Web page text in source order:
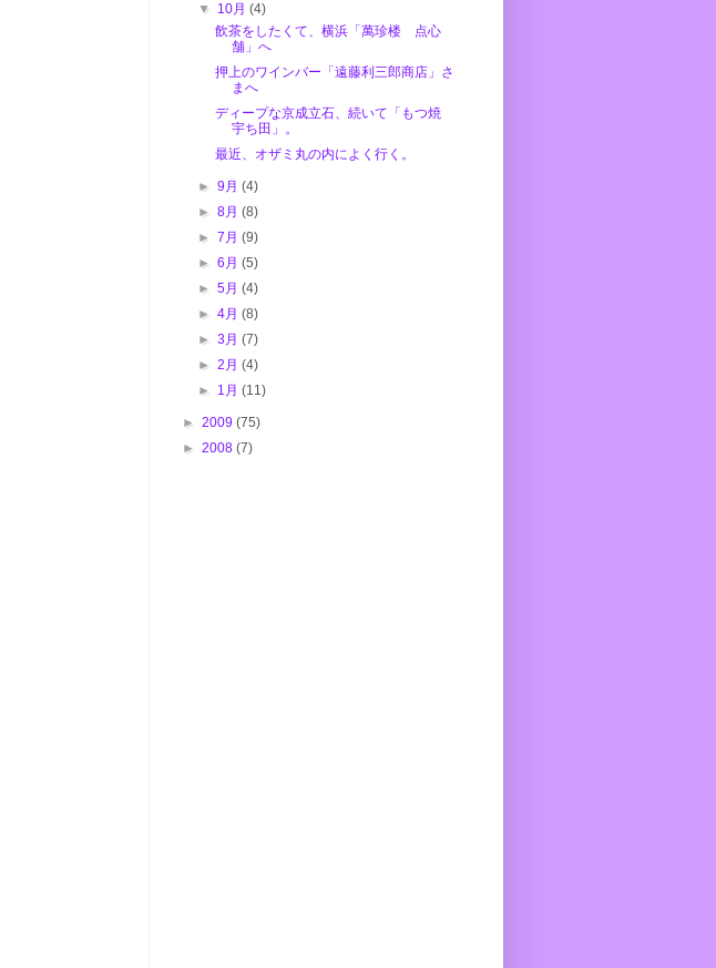
▼ 10月(4)
飲茶をしたくて、横浜「萬珍楼 点心
舗」へ
押上のワインバー「遠藤利三郎商店」さ
まへ
ディープな京成立石、続いて「もつ焼
宇ち田」。
最近、オザミ丸の内によく行く。
►9月(4)
►8月(8)
►7月(9)
►6月(5)
►5月(4)
►4月(8)
►3月(7)
►2月(4)
► 1月(11)
► 2009 (75)
► 2008 (7)